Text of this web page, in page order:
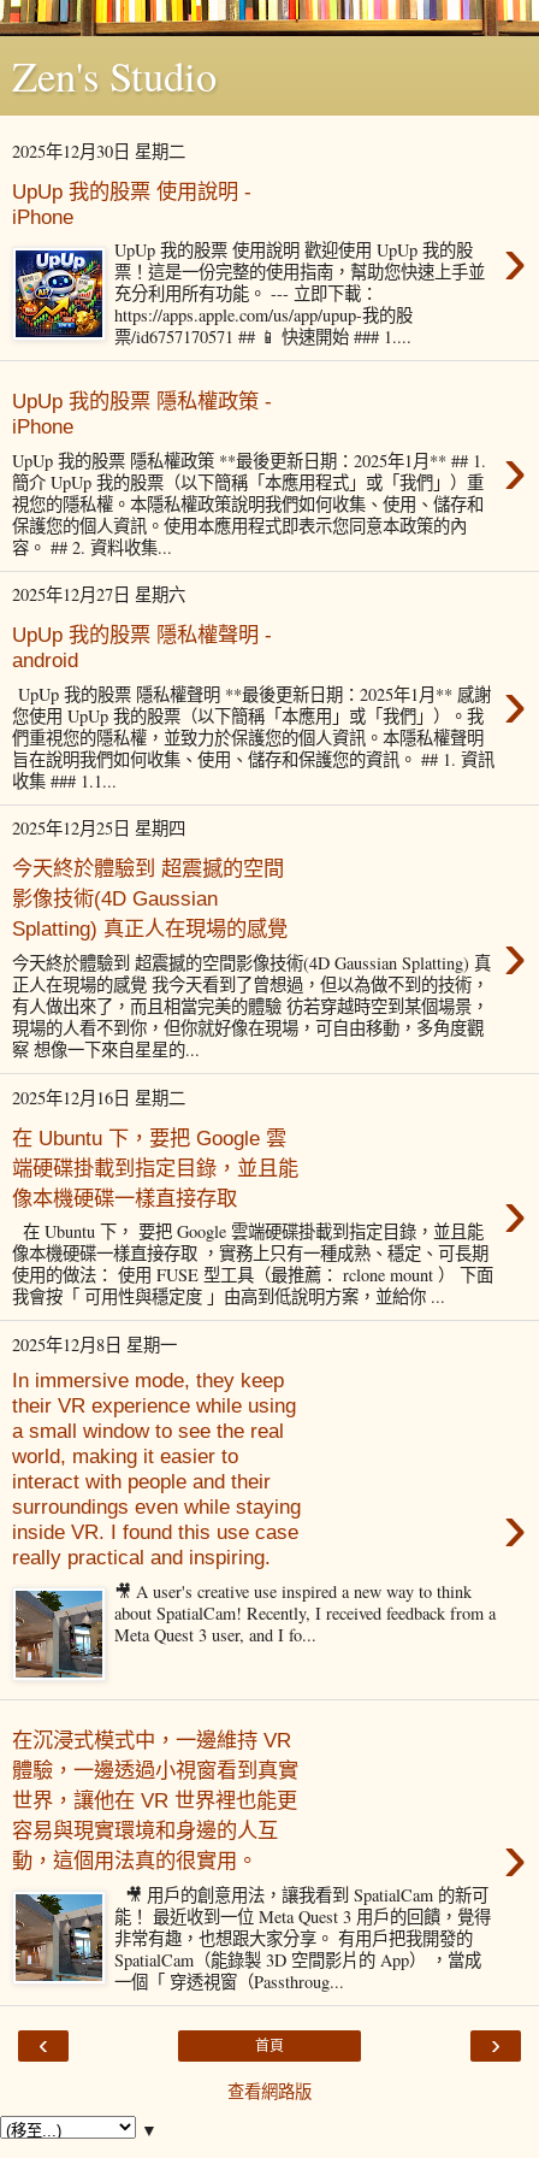
Zen's Studio
2025年12月30日 星期二
UpUp 我的股票 使用說明 -
iPhone
›
UpUp 我的股票 使用說明 歡迎使用 UpUp 我的股
票！這是一份完整的使用指南，幫助您快速上手並
充分利用所有功能。 --- 立即下載：
https://apps.apple.com/us/app/upup-我的股
票/id6757170571 ## 📱 快速開始 ### 1....
UpUp 我的股票 隱私權政策 -
iPhone
›
UpUp 我的股票 隱私權政策 **最後更新日期：2025年1月** ## 1.
簡介 UpUp 我的股票（以下簡稱「本應用程式」或「我們」）重
視您的隱私權。本隱私權政策說明我們如何收集、使用、儲存和
保護您的個人資訊。使用本應用程式即表示您同意本政策的內
容。 ## 2. 資料收集...
2025年12月27日 星期六
UpUp 我的股票 隱私權聲明 -
android
›
UpUp 我的股票 隱私權聲明 **最後更新日期：2025年1月** 感謝
您使用 UpUp 我的股票（以下簡稱「本應用」或「我們」）。我
們重視您的隱私權，並致力於保護您的個人資訊。本隱私權聲明
旨在說明我們如何收集、使用、儲存和保護您的資訊。 ## 1. 資訊
收集 ### 1.1...
2025年12月25日 星期四
今天終於體驗到 超震撼的空間
影像技術(4D Gaussian
Splatting) 真正人在現場的感覺
›
今天終於體驗到 超震撼的空間影像技術(4D Gaussian Splatting) 真
正人在現場的感覺 我今天看到了曾想過，但以為做不到的技術，
有人做出來了，而且相當完美的體驗 彷若穿越時空到某個場景，
現場的人看不到你，但你就好像在現場，可自由移動，多角度觀
察 想像一下來自星星的...
2025年12月16日 星期二
在 Ubuntu 下，要把 Google 雲
端硬碟掛載到指定目錄，並且能
像本機硬碟一樣直接存取
›
在 Ubuntu 下， 要把 Google 雲端硬碟掛載到指定目錄，並且能
像本機硬碟一樣直接存取 ，實務上只有一種成熟、穩定、可長期
使用的做法： 使用 FUSE 型工具（最推薦： rclone mount ） 下面
我會按「 可用性與穩定度 」由高到低說明方案，並給你 ...
2025年12月8日 星期一
In immersive mode, they keep
their VR experience while using
a small window to see the real
world, making it easier to
interact with people and their
surroundings even while staying
inside VR. I found this use case
really practical and inspiring.
›
🎥 A user's creative use inspired a new way to think
about SpatialCam! Recently, I received feedback from a
Meta Quest 3 user, and I fo...
在沉浸式模式中，一邊維持 VR
體驗，一邊透過小視窗看到真實
世界，讓他在 VR 世界裡也能更
容易與現實環境和身邊的人互
動，這個用法真的很實用。
›
🎥 用戶的創意用法，讓我看到 SpatialCam 的新可
能！ 最近收到一位 Meta Quest 3 用戶的回饋，覺得
非常有趣，也想跟大家分享。 有用戶把我開發的
SpatialCam（能錄製 3D 空間影片的 App） ，當成
一個「 穿透視窗（Passthroug...
‹ ›
首頁
查看網路版
▼